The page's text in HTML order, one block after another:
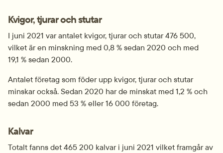
Kvigor, tjurar och stutar
I juni 2021 var antalet kvigor, tjurar och stutar 476 500,
vilket är en minskning med 0,8 % sedan 2020 och med
19,1 % sedan 2000.
Antalet företag som föder upp kvigor, tjurar och stutar
minskar också. Sedan 2020 har de minskat med 1,2 % och
sedan 2000 med 53 % eller 16 000 företag.
Kalvar
Totalt fanns det 465 200 kalvar i juni 2021 vilket framgår av